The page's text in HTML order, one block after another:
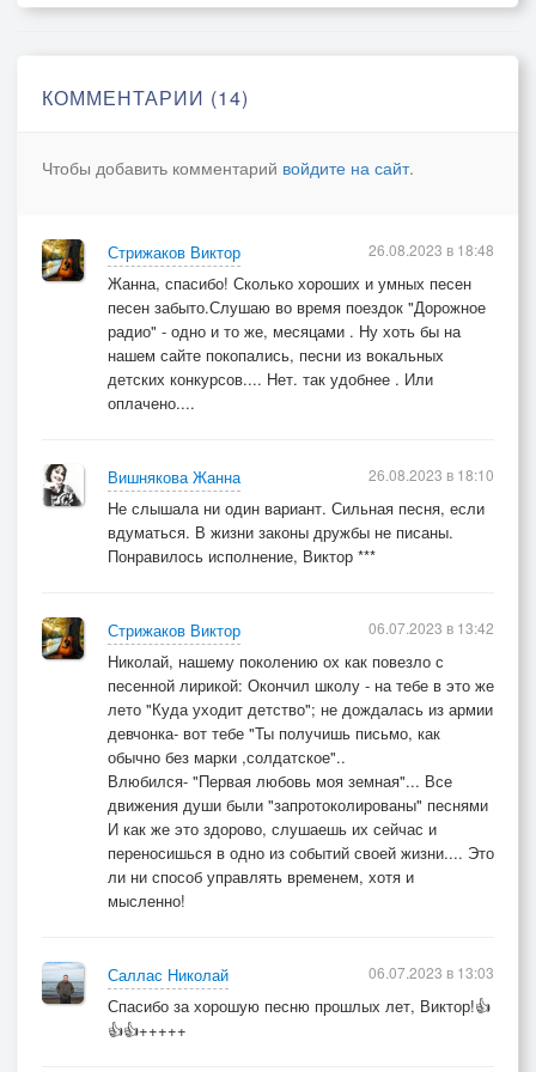
И решили они на поляне присесть среди ночи.
КОММЕНТАРИИ (14)
Чтобы добавить комментарий войдите на сайт.
Стрижаков Виктор
Жанна, спасибо! Сколько хороших и умных песен
песен забыто.Слушаю во время поездок "Дорожное
радио" - одно и то же, месяцами . Ну хоть бы на
нашем сайте покопались, песни из вокальных
детских конкурсов.... Нет. так удобнее . Или
оплачено....
26.08.2023 в 18:48
Вишнякова Жанна
Не слышала ни один вариант. Сильная песня, если
вдуматься. В жизни законы дружбы не писаны.
Понравилось исполнение, Виктор ***
26.08.2023 в 18:10
Стрижаков Виктор
Николай, нашему поколению ох как повезло с
песенной лирикой: Окончил школу - на тебе в это же
лето "Куда уходит детство"; не дождалась из армии
девчонка- вот тебе "Ты получишь письмо, как
обычно без марки ,солдатское"..
Влюбился- "Первая любовь моя земная"... Все
движения души были "запротоколированы" песнями
И как же это здорово, слушаешь их сейчас и
переносишься в одно из событий своей жизни.... Это
ли ни способ управлять временем, хотя и
мысленно!
06.07.2023 в 13:42
Саллас Николай
Спасибо за хорошую песню прошлых лет, Виктор!👍
👍👍+++++
06.07.2023 в 13:03